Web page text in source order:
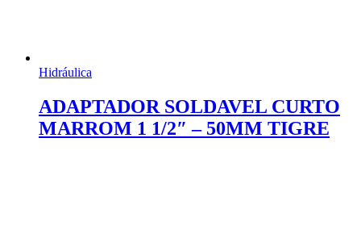
Hidráulica
ADAPTADOR SOLDAVEL CURTO
MARROM 1 1/2″ – 50MM TIGRE